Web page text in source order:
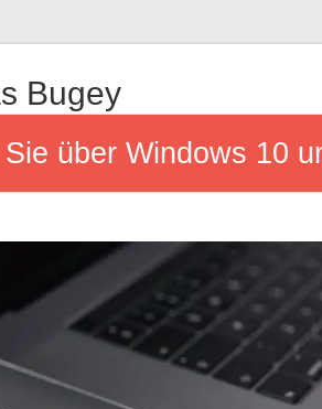
Bugey
über Windows 10